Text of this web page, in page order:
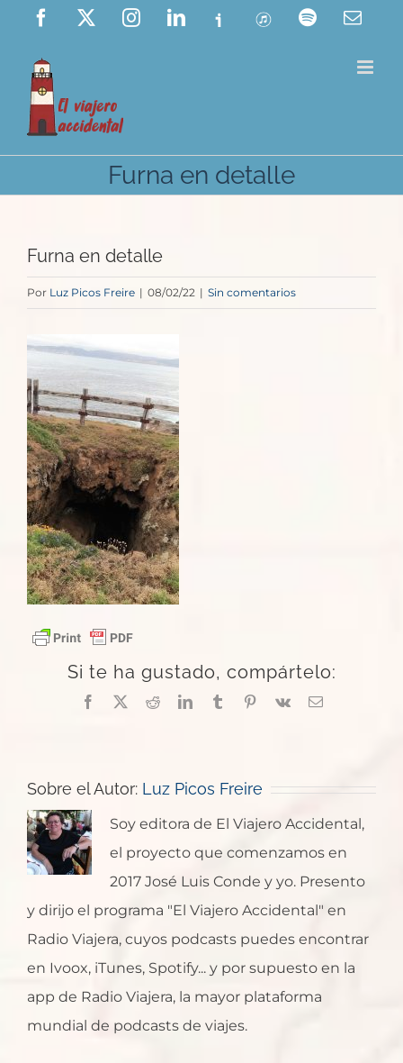
Saltar
contenido
Facebook InstagramLinkedIn
Ivoox ITunes Spotify
Furna en detalle
Furna en detalle
Por Luz Picos Freire | 08/02/22 | Sin comentarios
Si te ha gustado, compártelo:
Facebook
X RedditLinkedInTumblrPinterest
Vk
Correo
Sobre el Autor: Luz Picos Freire
Soy editora de El Viajero Accidental,
el proyecto que comenzamos en
2017 José Luis Conde y yo. Presento
y dirijo el programa "El Viajero Accidental" en
Radio Viajera, cuyos podcasts puedes encontrar
en Ivoox, iTunes, Spotify... y por supuesto en la
app de Radio Viajera, la mayor plataforma
mundial de podcasts de viajes.